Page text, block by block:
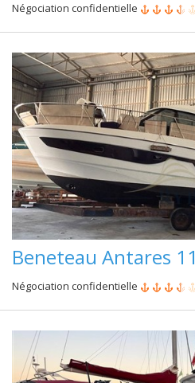
Négociation confidentielle
Beneteau Antares 11
Négociation confidentielle